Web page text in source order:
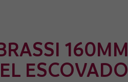
160MM
ESCOVADO